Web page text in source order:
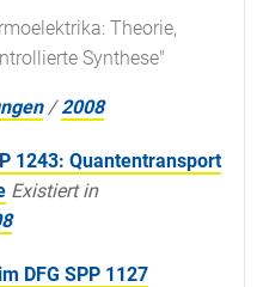
Theorie,
Synthese"
/2008
1243: Quantentransport
Existiert in
DFG SPP 1127